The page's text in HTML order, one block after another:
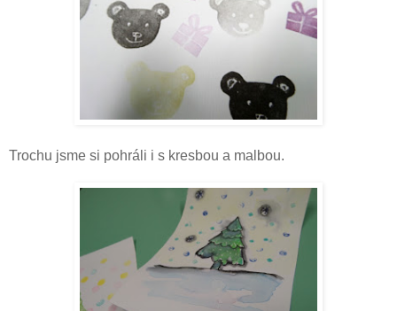
Trochu jsme si pohráli i s kresbou a malbou.